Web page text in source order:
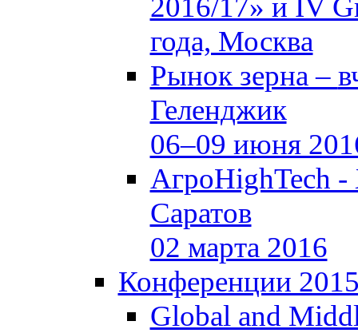
2016/17» и IV
года, Москва
Рынок зерна –
Геленджик
06–09 июня
АгроHighTech
Саратов
02 марта 2016
Конференции
Global and